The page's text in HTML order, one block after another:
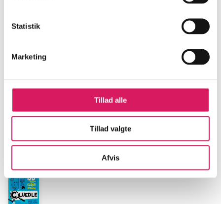
Statistik
Marketing
Tillad alle
Tillad valgte
Afvis
Den magiske sommer
Informationer og udgaver
2026 Bog